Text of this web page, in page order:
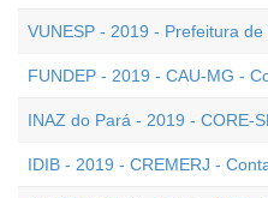
VUNESP - 2019 - Prefeitura
FUNDEP - 2019 - CAU-MG -
INAZ do Pará - 2019 - CORE-
IDIB - 2019 - CREMERJ -